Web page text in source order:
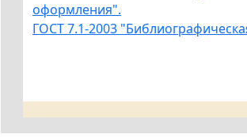
оформления".
ГОСТ 7.1-2003